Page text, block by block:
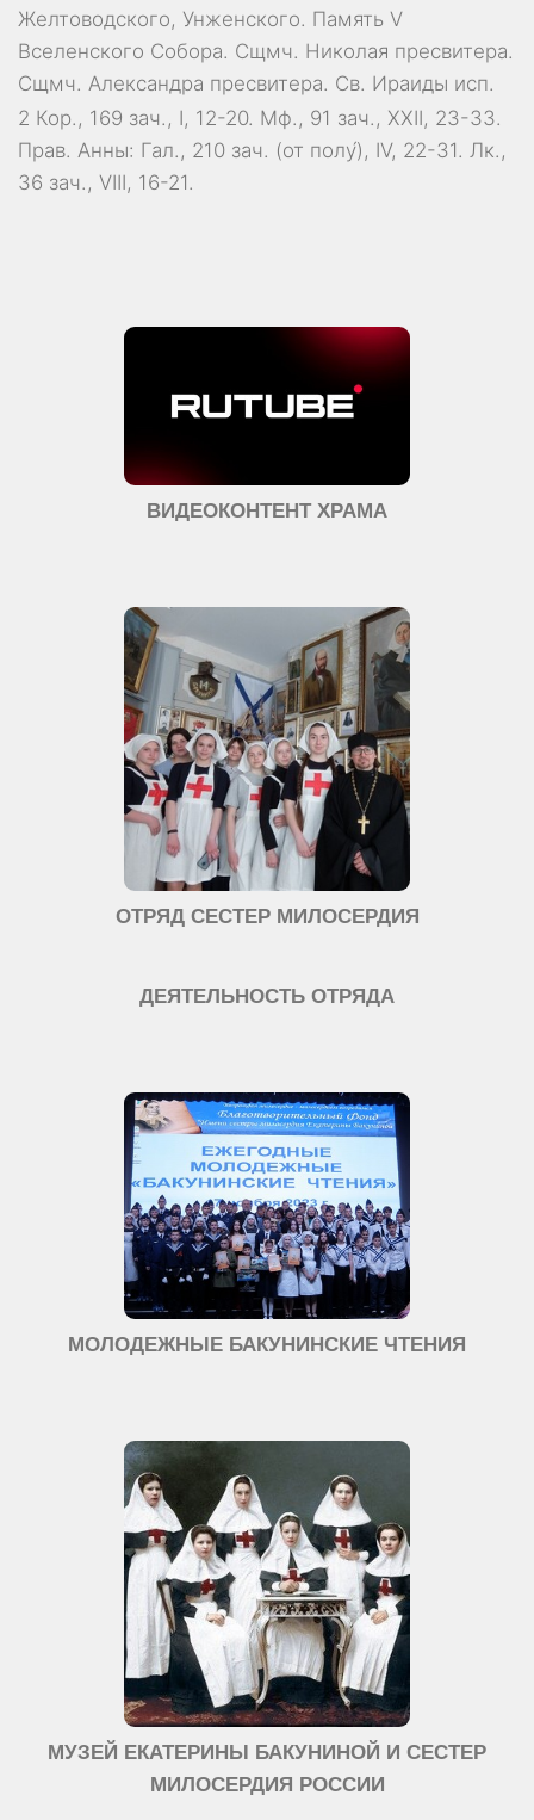
Желтоводского, Унженского. Память V
Вселенского Собора. Сщмч. Николая пресвитера.
Сщмч. Александра пресвитера. Св. Ираиды исп.
2 Кор., 169 зач., I, 12-20. Мф., 91 зач., XXII, 23-33.
Прав. Анны: Гал., 210 зач. (от полу́), IV, 22-31. Лк.,
36 зач., VIII, 16-21.
ВИДЕОКОНТЕНТ ХРАМА
ОТРЯД СЕСТЕР МИЛОСЕРДИЯ
ДЕЯТЕЛЬНОСТЬ ОТРЯДА
МОЛОДЕЖНЫЕ БАКУНИНСКИЕ ЧТЕНИЯ
МУЗЕЙ ЕКАТЕРИНЫ БАКУНИНОЙ И СЕСТЕР
МИЛОСЕРДИЯ РОССИИ